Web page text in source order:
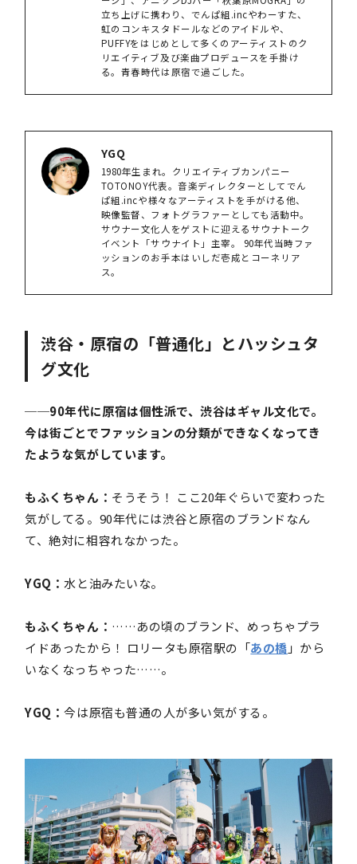
立ち上げに携わり、でんぱ組.incやわーすた、
虹のコンキスタドールなどのアイドルや、
PUFFYをはじめとして多くのアーティストのク
リエイティブ及び楽曲プロデュースを手掛け
る。青春時代は原宿で過ごした。
YGQ
1980年生まれ。クリエイティブカンパニー
TOTONOY代表。音楽ディレクターとしてでん
ぱ組.incや様々なアーティストを手がける他、
映像監督、フォトグラファーとしても活動中。
サウナー文化人をゲストに迎えるサウナトーク
イベント「サウナイト」主宰。 90年代当時ファ
ッションのお手本はいしだ壱成とコーネリア
ス。
渋谷・原宿の「普通化」とハッシュタ
グ文化
──90年代に原宿は個性派で、渋谷はギャル文化で。
今は街ごとでファッションの分類ができなくなってき
たような気がしています。
もふくちゃん： そうそう！ ここ20年ぐらいで変わった
気がしてる。90年代には渋谷と原宿のブランドなん
て、絶対に相容れなかった。
YGQ：水と油みたいな。
もふくちゃん： ……あの頃のブランド、めっちゃプラ
イドあったから！ ロリータも原宿駅の「あの橋 」から
いなくなっちゃった……。
YGQ：今は原宿も普通の人が多い気がする。